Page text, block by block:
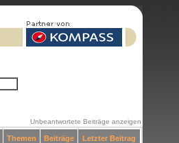
Unbeantwortete Beiträge anzeigen
Themen Beiträge Letzter Beitrag